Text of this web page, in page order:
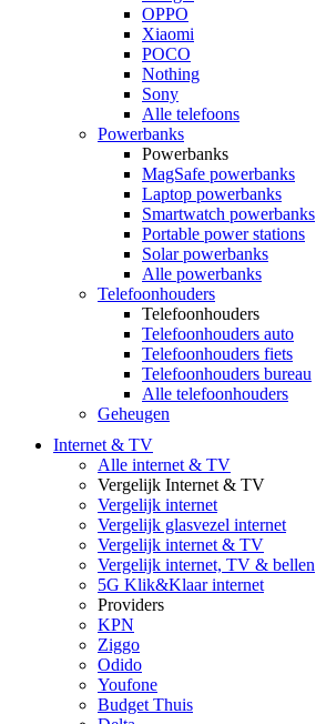
OPPO
Xiaomi
POCO
Nothing
Sony
Alle telefoons
Powerbanks
Powerbanks
MagSafe powerbanks
Laptop powerbanks
Smartwatch powerbanks
Portable power stations
Solar powerbanks
Alle powerbanks
Telefoonhouders
Telefoonhouders
Telefoonhouders auto
Telefoonhouders fiets
Telefoonhouders bureau
Alle telefoonhouders
Geheugen
Internet & TV
Alle internet & TV
Vergelijk Internet & TV
Vergelijk internet
Vergelijk glasvezel internet
Vergelijk internet & TV
Vergelijk internet, TV & bellen
5G Klik&Klaar internet
Providers
KPN
Ziggo
Odido
Youfone
Budget Thuis